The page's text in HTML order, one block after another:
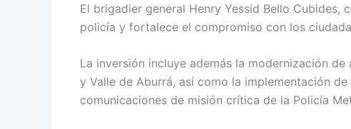
El brigadier general Henry Yessid Bello
policía y fortalece el compromiso con los
La inversión incluye además la modernización
y Valle de Aburrá, así como la implementación
comunicaciones de misión crítica de la Policía